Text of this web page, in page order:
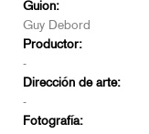
Guion:
Guy Debord
Productor:
-
Dirección de arte:
-
Fotografía: